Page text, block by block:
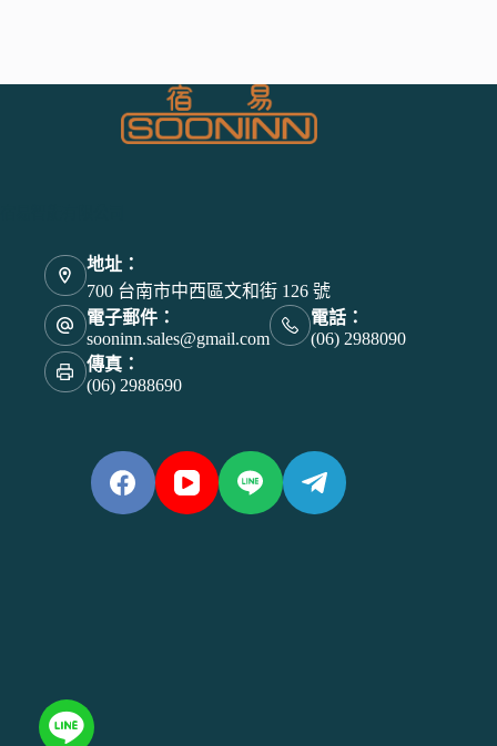
地址：
700 台南市中西區文和街 126 號
電子郵件：
sooninn.sales@gmail.com
電話：
(06) 2988090
傳真：
(06) 2988690